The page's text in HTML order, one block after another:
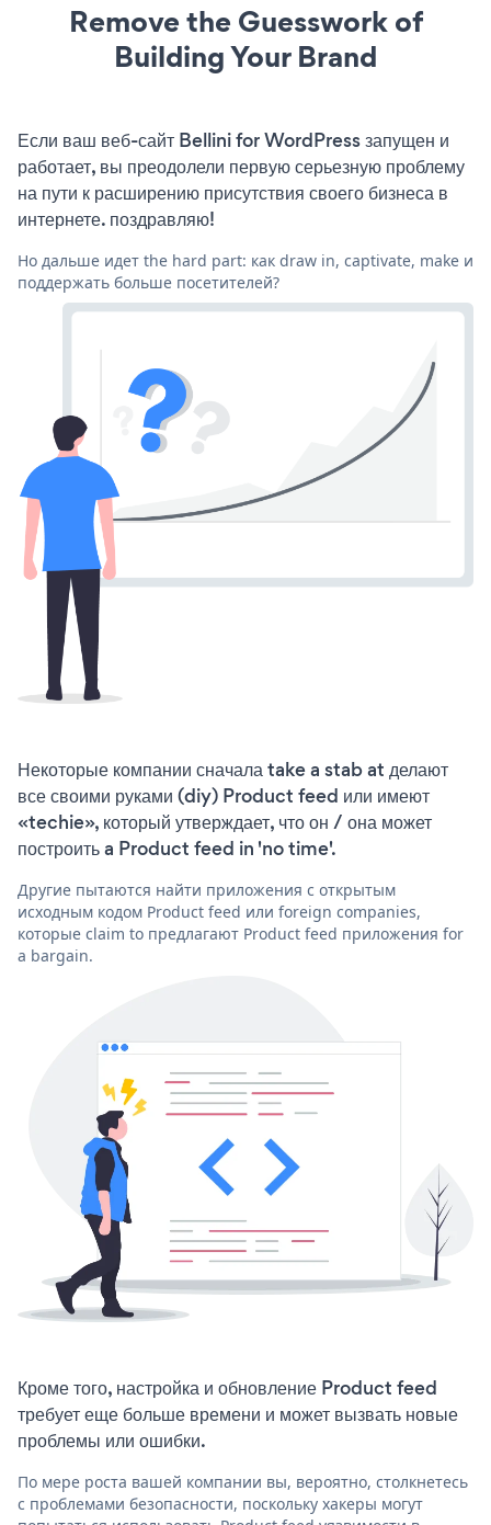
Remove the Guesswork of
Building Your Brand
Если ваш веб-сайт Bellini for WordPress запущен и
работает, вы преодолели первую серьезную проблему
на пути к расширению присутствия своего бизнеса в
интернете. поздравляю!
Но дальше идет the hard part: как draw in, captivate, make и
поддержать больше посетителей?
Некоторые компании сначала take a stab at делают
все своими руками (diy) Product feed или имеют
«techie», который утверждает, что он / она может
построить a Product feed in 'no time'.
Другие пытаются найти приложения с открытым
исходным кодом Product feed или foreign companies,
которые claim to предлагают Product feed приложения for
a bargain.
Кроме того, настройка и обновление Product feed
требует еще больше времени и может вызвать новые
проблемы или ошибки.
По мере роста вашей компании вы, вероятно, столкнетесь
с проблемами безопасности, поскольку хакеры могут